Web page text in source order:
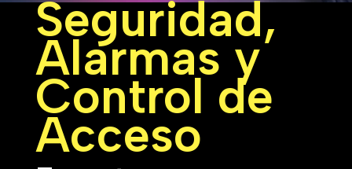
Seguridad,
Alarmas y
Control de
Acceso